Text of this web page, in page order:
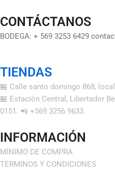
CONTÁCTANOS
BODEGA: + 569 3253 6429
TIENDAS
🏪 Calle santo domingo 868,
🏪 Estación Central, Libertador
0151. 📲 +569 3256 9633.
INFORMACIÓN
MÍNIMO DE COMPRA
TERMINOS Y CONDICIONES